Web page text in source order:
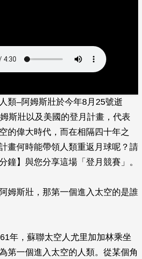
類–阿姆斯壯於今年8月25號逝
斯壯以及美國的登月計畫，代表
的偉大時代，而在相隔四十年之
畫何時能帶領人類重返月球呢？請
鐘】與您分享這場「登月競賽」。
姆斯壯，那第一個進入太空的是誰
年，蘇聯太空人尤里加加林乘坐
第一個進入太空的人類。從某個角